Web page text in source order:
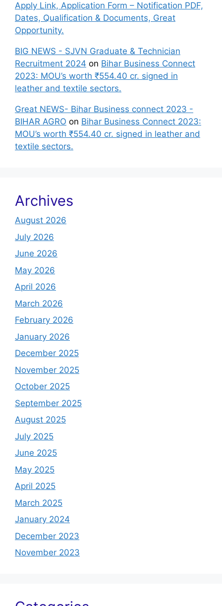
Apply Link, Application Form – Notification PDF,
Dates, Qualification & Documents, Great
Opportunity.
BIG NEWS - SJVN Graduate & Technician
Recruitment 2024 on Bihar Business Connect
2023: MOU’s worth ₹554.40 cr. signed in
leather and textile sectors.
Great NEWS- Bihar Business connect 2023 -
BIHAR AGRO on Bihar Business Connect 2023:
MOU’s worth ₹554.40 cr. signed in leather and
textile sectors.
Archives
August 2026
July 2026
June 2026
May 2026
April 2026
March 2026
February 2026
January 2026
December 2025
November 2025
October 2025
September 2025
August 2025
July 2025
June 2025
May 2025
April 2025
March 2025
January 2024
December 2023
November 2023